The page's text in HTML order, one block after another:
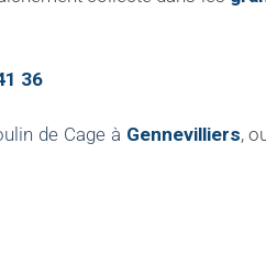
36
de Cage à Gennevilliers,